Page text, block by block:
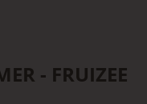
- FRUIZEE